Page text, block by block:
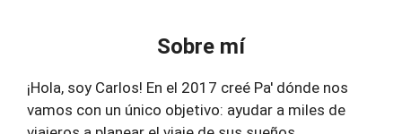
Sobre mí
¡Hola, soy Carlos! En el 2017 creé Pa' dónde nos
vamos con un único objetivo: ayudar a miles de